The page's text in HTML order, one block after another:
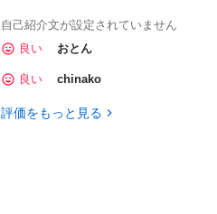
自己紹介文が設定されていません
良い
おとん
良い chinako
評価をもっと見る